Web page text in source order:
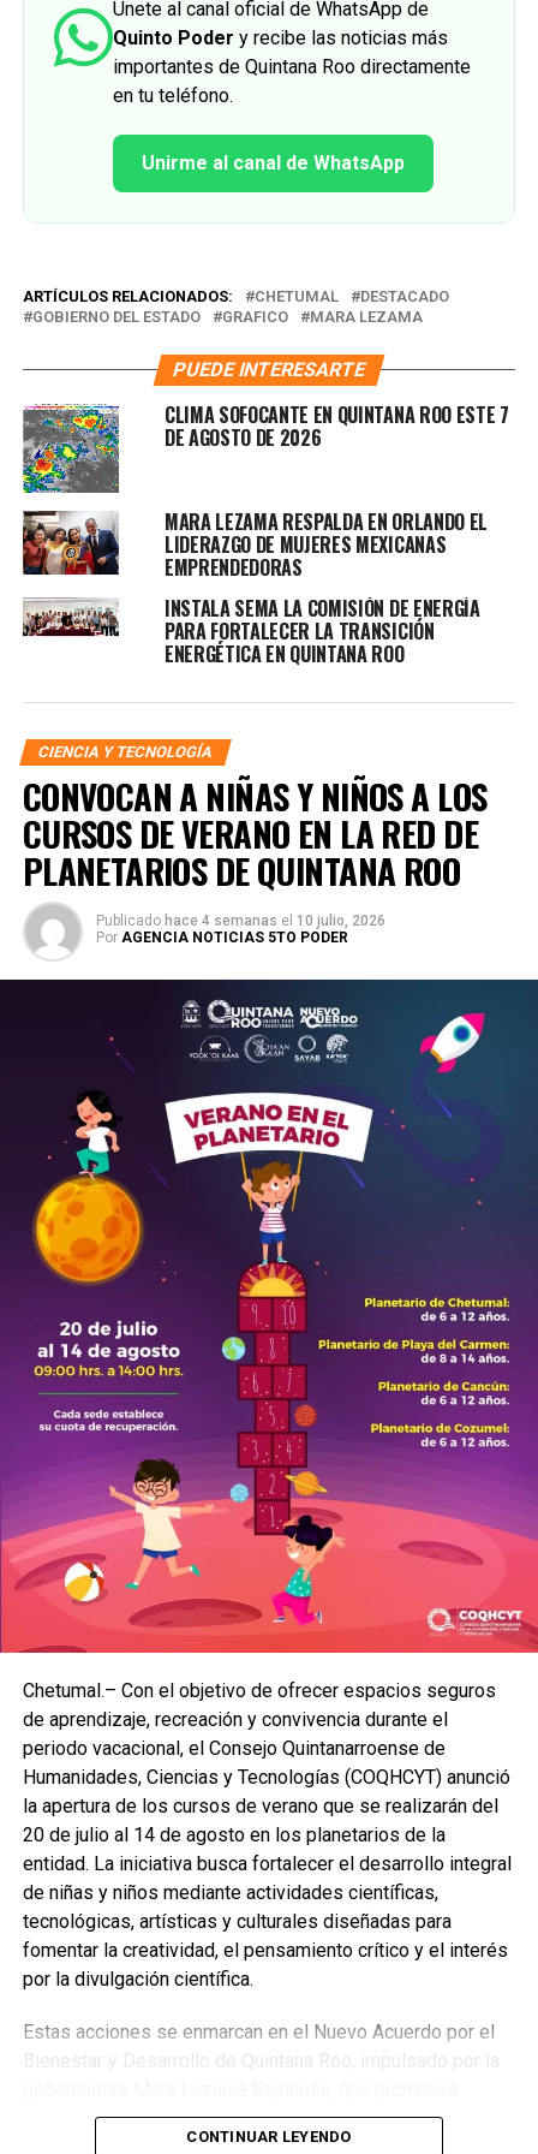
Únete al canal oficial de WhatsApp de
Quinto Poder y recibe las noticias más
importantes de Quintana Roo directamente
en tu teléfono.
Unirme al canal de WhatsApp
ARTÍCULOS RELACIONADOS: CHETUMAL
DESTACADO
GOBIERNO DEL ESTADO
GRAFICO MARA LEZAMA
PUEDE INTERESARTE
CLIMA SOFOCANTE EN QUINTANA ROO ESTE 7
DE AGOSTO DE 2026
MARA LEZAMA RESPALDA EN ORLANDO EL
LIDERAZGO DE MUJERES MEXICANAS
EMPRENDEDORAS
INSTALA SEMA LA COMISIÓN DE ENERGÍA
PARA FORTALECER LA TRANSICIÓN
ENERGÉTICA EN QUINTANA ROO
CIENCIA Y TECNOLOGÍA
CONVOCAN A NIÑAS Y NIÑOS A LOS
CURSOS DE VERANO EN LA RED DE
PLANETARIOS DE QUINTANA ROO
Publicado hace 4 semanas el 10 julio, 2026
Por AGENCIA NOTICIAS 5TO PODER
Chetumal.– Con el objetivo de ofrecer espacios seguros
de aprendizaje, recreación y convivencia durante el
periodo vacacional, el Consejo Quintanarroense de
Humanidades, Ciencias y Tecnologías (COQHCYT) anunció
la apertura de los cursos de verano que se realizarán del
20 de julio al 14 de agosto en los planetarios de la
entidad. La iniciativa busca fortalecer el desarrollo integral
de niñas y niños mediante actividades científicas,
tecnológicas, artísticas y culturales diseñadas para
fomentar la creatividad, el pensamiento crítico y el interés
por la divulgación científica.
Estas acciones se enmarcan en el Nuevo Acuerdo por el
Bienestar y Desarrollo de Quintana Roo, impulsado por la
oportunidades educativas y recreativas equitativas para la
niñez, así como la construcción de entornos inclusivos
CONTINUAR LEYENDO